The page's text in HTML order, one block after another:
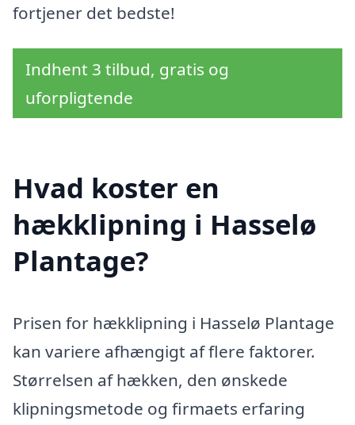
fortjener det bedste!
Indhent 3 tilbud, gratis og
uforpligtende
Hvad koster en
hækklipning i Hasselø
Plantage?
Prisen for hækklipning i Hasselø Plantage
kan variere afhængigt af flere faktorer.
Størrelsen af hækken, den ønskede
klipningsmetode og firmaets erfaring